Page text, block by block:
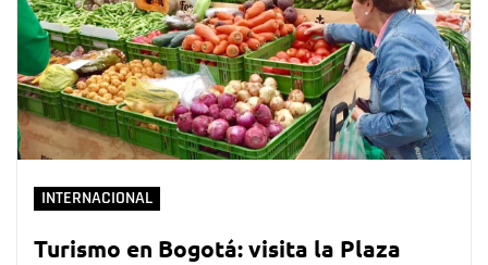
INTERNACIONAL
Turismo en Bogotá: visita la Plaza